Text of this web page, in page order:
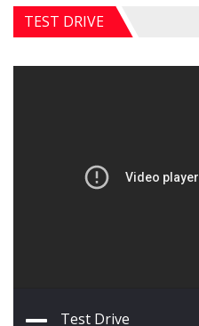
TEST DRIVE
Test Drive